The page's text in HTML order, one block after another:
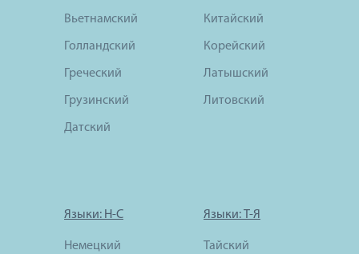
Вьетнамский
Голландский
Греческий
Грузинский
Датский
Китайский
Корейский
Латышский
Литовский
Языки: Н-С
Немецкий
Языки: Т-Я
Тайский